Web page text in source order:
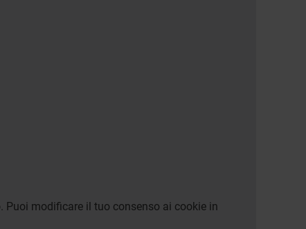
Puoi modificare il tuo consenso ai cookie in